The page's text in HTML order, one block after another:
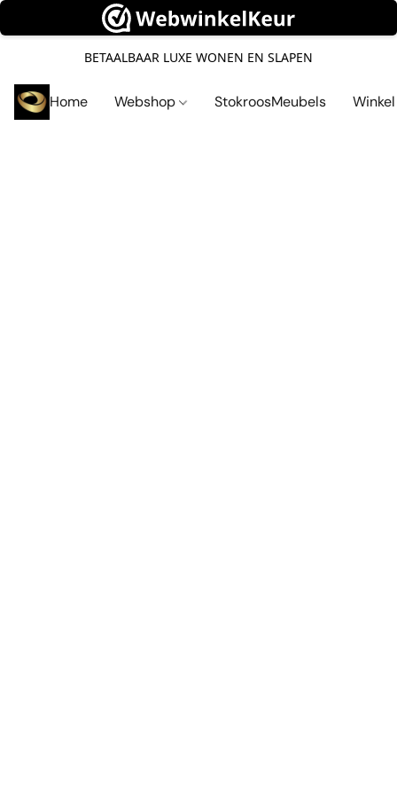
BETAALBAAR LUXE WONEN EN SLAPEN
Home Webshop StokroosMeubels